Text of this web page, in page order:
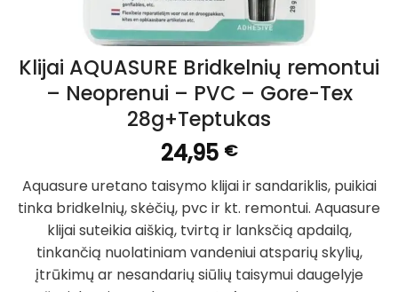
Klijai AQUASURE Bridkelnių remontui
– Neoprenui – PVC – Gore-Tex
28g+Teptukas
24,95 €
Aquasure uretano taisymo klijai ir sandariklis, puikiai
tinka bridkelnių, skėčių, pvc ir kt. remontui. Aquasure
klijai suteikia aiškią, tvirtą ir lanksčią apdailą,
tinkančią nuolatiniam vandeniui atsparių skylių,
įtrūkimų ar nesandarių siūlių taisymui daugelyje